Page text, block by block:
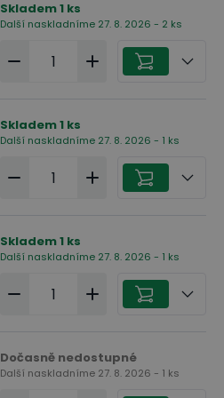
Skladem1 ks
Další naskladníme 27. 8. 2026 - 2 ks
Skladem1 ks
Další naskladníme 27. 8. 2026 - 1 ks
Skladem1 ks
Další naskladníme 27. 8. 2026 - 1 ks
Dočasně nedostupné
Další naskladníme 27. 8. 2026 - 1 ks